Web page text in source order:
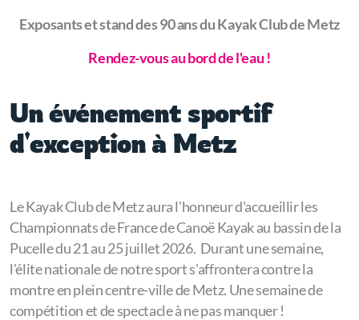
Exposants et stand des 90 ans du Kayak Club de Metz
Rendez-vous au bord de l'eau !
Un événement sportif
d'exception à Metz
Le Kayak Club de Metz aura l'honneur d'accueillir les
Championnats de France de Canoë Kayak au bassin de la
Pucelle du 21 au 25 juillet 2026. Durant une semaine,
l'élite nationale de notre sport s'affrontera contre la
montre en plein centre-ville de Metz. Une semaine de
compétition et de spectacle à ne pas manquer !